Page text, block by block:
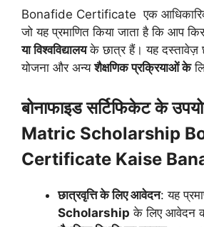
Bonafide Certificate एक
जो यह प्रमाणित किया जाता है कि आप
या विश्वविद्यालयके छात्र हैं। यह दस्तावेज़
योजना और अन्यशैक्षणिक प्रक्रियाओं के
बोनाफाइड सर्टिफिकेट के
Matric Scholarship
Certificate Kaise
छात्रवृत्ति के लिए आवेदन: यह
Scholarship के लिए आवेदन